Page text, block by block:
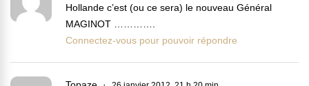
Hollande c’est (ou ce sera) le nouveau Général
MAGINOT ………….
Connectez-vous pour pouvoir répondre